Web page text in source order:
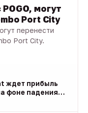
могут
Port City
перенести
Port City.
ждет прибыль
фоне падения